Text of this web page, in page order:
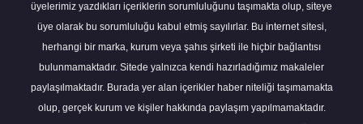
üyelerimiz yazdıkları içeriklerin sorumluluğunu taşımakta olup, siteye
üye olarak bu sorumluluğu kabul etmiş sayılırlar. Bu internet sitesi,
herhangi bir marka, kurum veya şahıs şirketi ile hiçbir bağlantısı
bulunmamaktadır. Sitede yalnızca kendi hazırladığımız makaleler
paylaşılmaktadır. Burada yer alan içerikler haber niteliği taşımamakta
olup, gerçek kurum ve kişiler hakkında paylaşım yapılmamaktadır.